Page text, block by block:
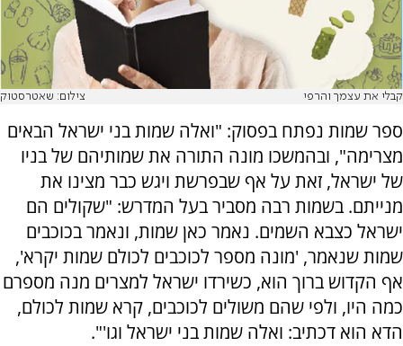
קבלי את עצמך והרפי צילום: שאטרסטוק
ספר שמות נפתח בפסוק: "ואלה שמות בני ישראל הבאים
מצרימה", ובהמשכו מונה התורה את שמותיהם של בניו
של ישראל, זאת על אף שבפרשת ויגש כבר מצינו את
מנייתם. בשמות רבה מסביר בעל המדרש: "שקולים הם
ישראל כצבא השמים. נאמר כאן שמות, ונאמר בכוכבים
שמות שנאמר, 'מונה מספר לכוכבים לכולם שמות יקרא',
אף הקדוש ברוך הוא, כשירדו ישראל למצרים מנה מספרם
כמה היו, ולפי שהם משולים לכוכבים, קרא שמות לכולם,
הדא הוא דכתיב: ואלה שמות בני ישראל וגו'".